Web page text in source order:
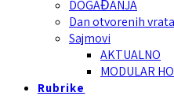
DOGAĐANJA
Dan otvorenih vrata
Sajmovi
AKTUALNO
MODULAR
Rubrike